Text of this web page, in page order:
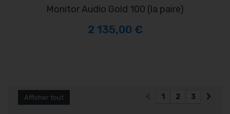
Monitor Audio Gold 100 (la paire)
2 135,00 €
Afficher tout 1 2 3